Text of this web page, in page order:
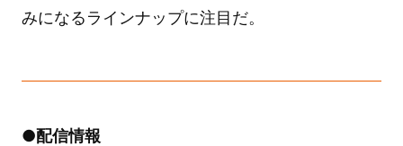
みになるラインナップに注目だ。
●配信情報